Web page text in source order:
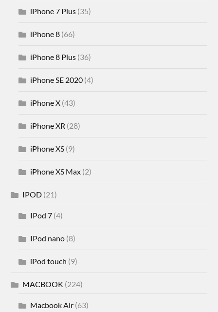
iPhone 7 Plus (35)
iPhone 8 (66)
iPhone 8 Plus (36)
iPhone SE 2020 (4)
iPhone X (43)
iPhone XR (28)
iPhone XS (9)
iPhone XS Max (2)
IPOD (21)
IPod 7 (4)
IPod nano (8)
iPod touch (9)
MACBOOK (224)
Macbook Air (63)